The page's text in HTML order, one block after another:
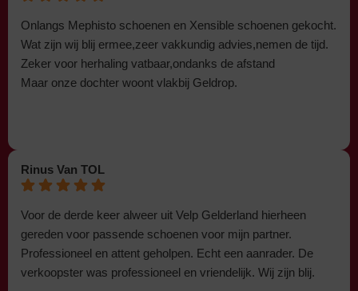
Onlangs Mephisto schoenen en Xensible schoenen gekocht.
Wat zijn wij blij ermee,zeer vakkundig advies,nemen de tijd.
Zeker voor herhaling vatbaar,ondanks de afstand
Maar onze dochter woont vlakbij Geldrop.
Rinus Van TOL
Voor de derde keer alweer uit Velp Gelderland hierheen
gereden voor passende schoenen voor mijn partner.
Professioneel en attent geholpen. Echt een aanrader. De
verkoopster was professioneel en vriendelijk. Wij zijn blij.